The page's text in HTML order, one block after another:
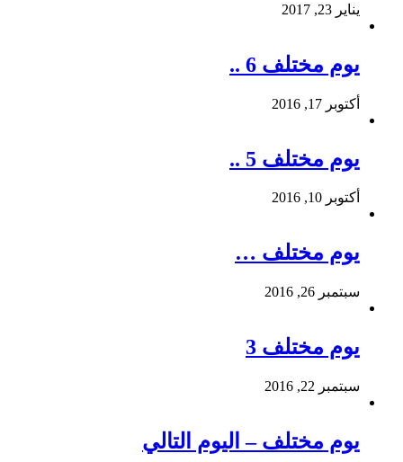
يناير 23, 2017
يوم مختلف 6 ..
أكتوبر 17, 2016
يوم مختلف 5 ..
أكتوبر 10, 2016
يوم مختلف …
سبتمبر 26, 2016
يوم مختلف 3
سبتمبر 22, 2016
يوم مختلف – اليوم التالي